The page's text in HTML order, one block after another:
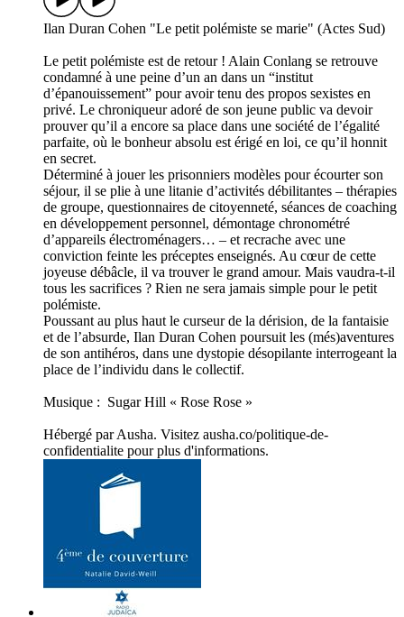
Ilan Duran Cohen "Le petit polémiste se marie" (Actes Sud)
Le petit polémiste est de retour ! Alain Conlang se retrouve
condamné à une peine d’un an dans un “institut
d’épanouissement” pour avoir tenu des propos sexistes en
privé. Le chroniqueur adoré de son jeune public va devoir
prouver qu’il a encore sa place dans une société de l’égalité
parfaite, où le bonheur absolu est érigé en loi, ce qu’il honnit
en secret.
Déterminé à jouer les prisonniers modèles pour écourter son
séjour, il se plie à une litanie d’activités débilitantes – thérapies
de groupe, questionnaires de citoyenneté, séances de coaching
en développement personnel, démontage chronométré
d’appareils électro­ménagers… – et recrache avec une
conviction feinte les préceptes enseignés. Au cœur de cette
joyeuse débâcle, il va trouver le grand amour. Mais vaudra-­t-­il
tous les sacrifices ? Rien ne sera jamais simple pour le petit
polémiste.
Poussant au plus haut le curseur de la dérision, de la fantaisie
et de l’absurde, Ilan Duran Cohen poursuit les (més)aventures
de son antihéros, dans une dystopie désopilante interrogeant la
place de l’individu dans le collectif.
Musique : Sugar Hill « Rose Rose »
Hébergé par Ausha. Visitez ausha.co/politique-de-
confidentialite pour plus d'informations.